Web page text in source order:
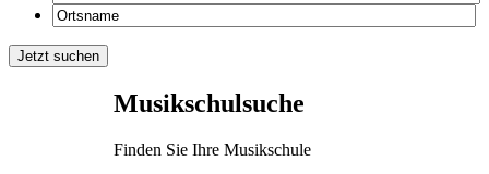
Musikschulsuche
Finden Sie Ihre Musikschule